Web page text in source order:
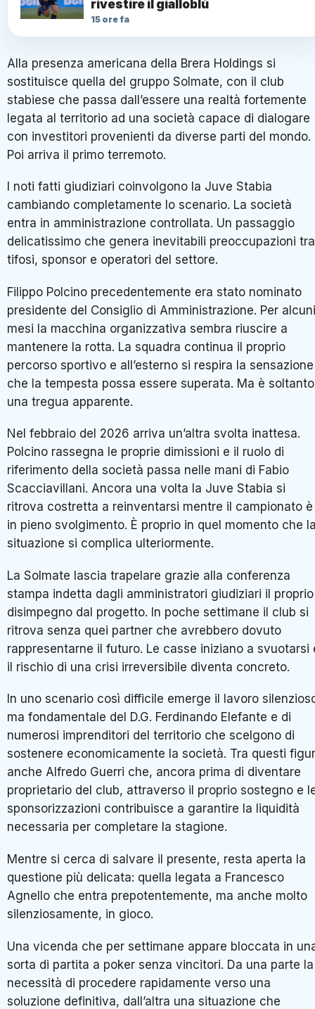
rivestire il gialloblù
15 ore fa
Alla presenza americana della Brera Holdings si
sostituisce quella del gruppo Solmate, con il club
stabiese che passa dall’essere una realtà fortemente
legata al territorio ad una società capace di dialogare
con investitori provenienti da diverse parti del mondo.
Poi arriva il primo terremoto.
I noti fatti giudiziari coinvolgono la Juve Stabia
cambiando completamente lo scenario. La società
entra in amministrazione controllata. Un passaggio
delicatissimo che genera inevitabili preoccupazioni tra
tifosi, sponsor e operatori del settore.
Filippo Polcino precedentemente era stato nominato
presidente del Consiglio di Amministrazione. Per alcuni
mesi la macchina organizzativa sembra riuscire a
mantenere la rotta. La squadra continua il proprio
percorso sportivo e all’esterno si respira la sensazione
che la tempesta possa essere superata. Ma è soltanto
una tregua apparente.
Nel febbraio del 2026 arriva un’altra svolta inattesa.
Polcino rassegna le proprie dimissioni e il ruolo di
riferimento della società passa nelle mani di Fabio
Scacciavillani. Ancora una volta la Juve Stabia si
ritrova costretta a reinventarsi mentre il campionato è
in pieno svolgimento. È proprio in quel momento che
situazione si complica ulteriormente.
La Solmate lascia trapelare grazie alla conferenza
stampa indetta dagli amministratori giudiziari il proprio
disimpegno dal progetto. In poche settimane il club si
ritrova senza quei partner che avrebbero dovuto
rappresentarne il futuro. Le casse iniziano a svuotarsi
il rischio di una crisi irreversibile diventa concreto.
In uno scenario così difficile emerge il lavoro
ma fondamentale del D.G. Ferdinando Elefante e di
numerosi imprenditori del territorio che scelgono di
sostenere economicamente la società. Tra questi
anche Alfredo Guerri che, ancora prima di diventare
proprietario del club, attraverso il proprio sostegno e
sponsorizzazioni contribuisce a garantire la liquidità
necessaria per completare la stagione.
Mentre si cerca di salvare il presente, resta aperta la
questione più delicata: quella legata a Francesco
Agnello che entra prepotentemente, ma anche molto
silenziosamente, in gioco.
Una vicenda che per settimane appare bloccata in
sorta di partita a poker senza vincitori. Da una parte la
necessità di procedere rapidamente verso una
soluzione definitiva, dall’altra una situazione che